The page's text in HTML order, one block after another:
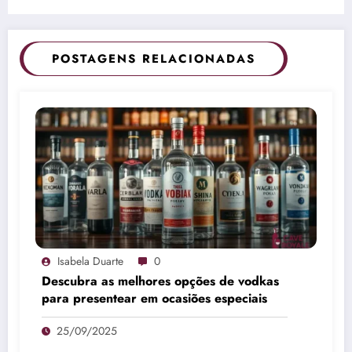
POSTAGENS RELACIONADAS
Isabela Duarte 0
Descubra as melhores opções de vodkas
para presentear em ocasiões especiais
25/09/2025